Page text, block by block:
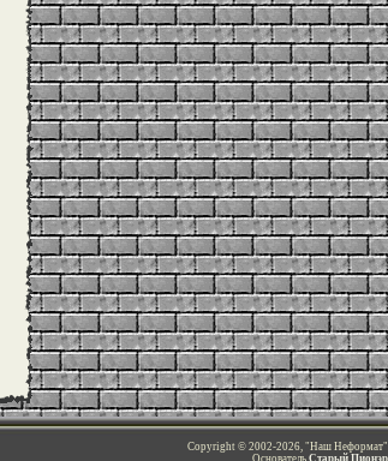
Copyright © 2002-2026, "Наш Неформат"
Основатель Старый Пионэр